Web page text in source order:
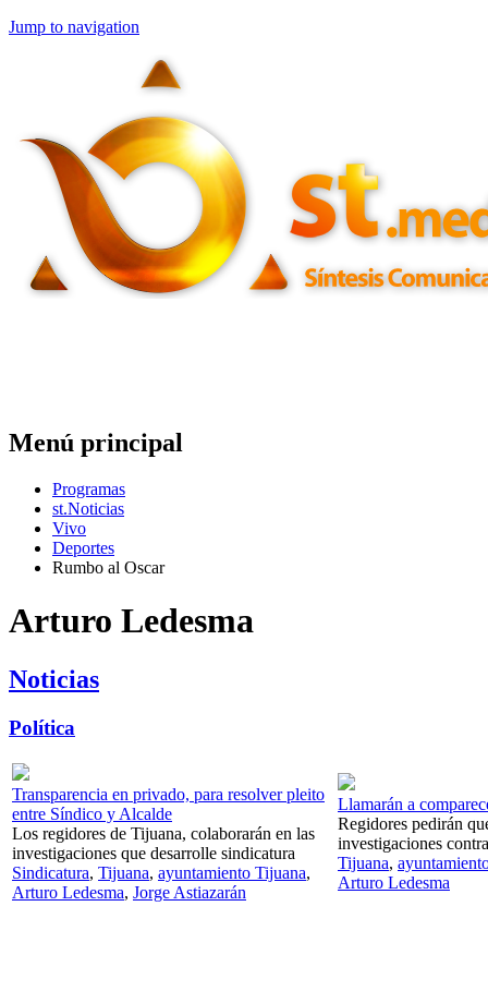
Jump to navigation
Menú principal
Programas
st.Noticias
Vivo
Deportes
Rumbo al Oscar
Arturo Ledesma
Noticias
Política
Transparencia en privado, para resolver pleito
entre Síndico y Alcalde
Los regidores de Tijuana, colaborarán en las
investigaciones que desarrolle sindicatura
Sindicatura, Tijuana, ayuntamiento Tijuana,
Arturo Ledesma, Jorge Astiazarán
Llamarán a
Regidores pedirán
investigaciones
Tijuana,
Arturo Ledesma